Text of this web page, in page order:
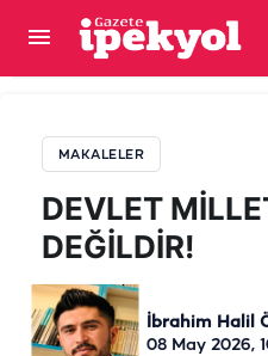
MAKALELER
DEVLET
DEĞİLDİR!
İbrahim Halil
08 May 2026,
DEVLET MİLLETTEN